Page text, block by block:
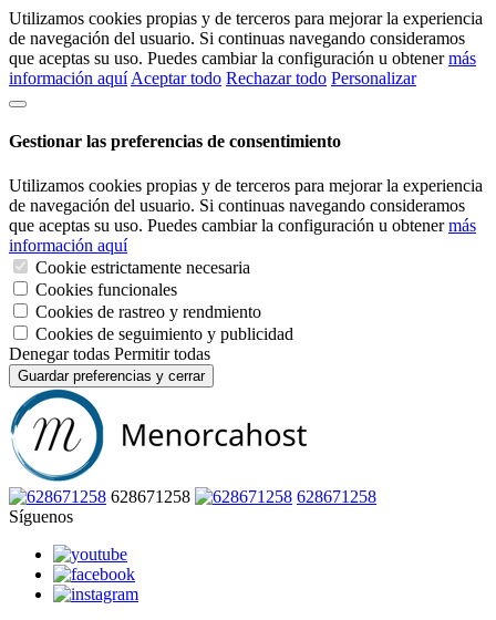
Utilizamos cookies propias y de terceros para mejorar la experiencia
de navegación del usuario. Si continuas navegando consideramos
que aceptas su uso. Puedes cambiar la configuración u obtenermás
información aquí Aceptar todo Rechazar todo Personalizar
Gestionar las preferencias de consentimiento
Utilizamos cookies propias y de terceros para mejorar la experiencia
de navegación del usuario. Si continuas navegando consideramos
que aceptas su uso. Puedes cambiar la configuración u obtenermás
información aquí
Cookie estrictamente necesaria
Cookies funcionales
Cookies de rastreo y rendmiento
Cookies de seguimiento y publicidad
Denegar todas Permitir todas
Guardar preferencias y cerrar
628671258
628671258
Síguenos